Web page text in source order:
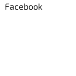
Facebook